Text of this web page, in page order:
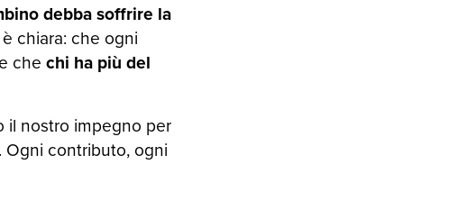
debba soffrire la
chiara: che ogni
che chi ha più del
il nostro impegno per
contributo, ogni